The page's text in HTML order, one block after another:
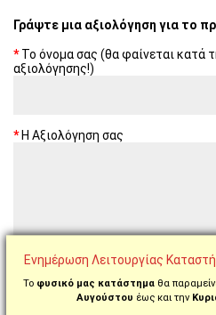
Γράψτε μια αξιολόγηση για το
Το όνομα σας (θα φαίνεται κατά
αξιολόγησης!)
Η Αξιολόγηση σας
ΒαθμολογίαΚακή
Ενημέρωση Λειτουργίας
Το φυσικό μας κατάστημα θα
Αυγούστου έως και την